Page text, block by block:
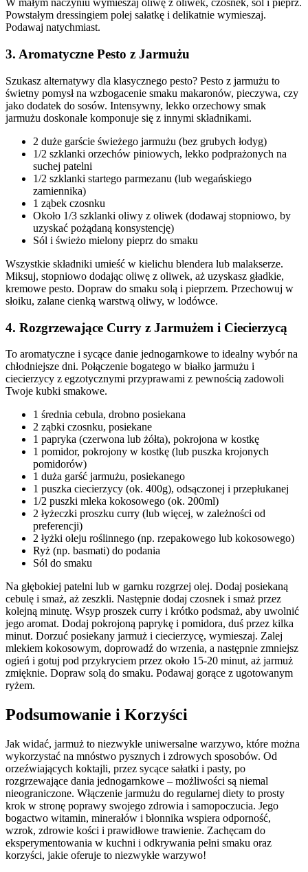
W małym naczyniu wymieszaj oliwę z oliwek, czosnek, sól i pieprz.
Powstałym dressingiem polej sałatkę i delikatnie wymieszaj.
Podawaj natychmiast.
3. Aromatyczne Pesto z Jarmużu
Szukasz alternatywy dla klasycznego pesto? Pesto z jarmużu to
świetny pomysł na wzbogacenie smaku makaronów, pieczywa, czy
jako dodatek do sosów. Intensywny, lekko orzechowy smak
jarmużu doskonale komponuje się z innymi składnikami.
2 duże garście świeżego jarmużu (bez grubych łodyg)
1/2 szklanki orzechów piniowych, lekko podprażonych na
suchej patelni
1/2 szklanki startego parmezanu (lub wegańskiego
zamiennika)
1 ząbek czosnku
Około 1/3 szklanki oliwy z oliwek (dodawaj stopniowo, by
uzyskać pożądaną konsystencję)
Sól i świeżo mielony pieprz do smaku
Wszystkie składniki umieść w kielichu blendera lub malakserze.
Miksuj, stopniowo dodając oliwę z oliwek, aż uzyskasz gładkie,
kremowe pesto. Dopraw do smaku solą i pieprzem. Przechowuj w
słoiku, zalane cienką warstwą oliwy, w lodówce.
4. Rozgrzewające Curry z Jarmużem i Ciecierzycą
To aromatyczne i sycące danie jednogarnkowe to idealny wybór na
chłodniejsze dni. Połączenie bogatego w białko jarmużu i
ciecierzycy z egzotycznymi przyprawami z pewnością zadowoli
Twoje kubki smakowe.
1 średnia cebula, drobno posiekana
2 ząbki czosnku, posiekane
1 papryka (czerwona lub żółta), pokrojona w kostkę
1 pomidor, pokrojony w kostkę (lub puszka krojonych
pomidorów)
1 duża garść jarmużu, posiekanego
1 puszka ciecierzycy (ok. 400g), odsączonej i przepłukanej
1/2 puszki mleka kokosowego (ok. 200ml)
2 łyżeczki proszku curry (lub więcej, w zależności od
preferencji)
2 łyżki oleju roślinnego (np. rzepakowego lub kokosowego)
Ryż (np. basmati) do podania
Sól do smaku
Na głębokiej patelni lub w garnku rozgrzej olej. Dodaj posiekaną
cebulę i smaż, aż zeszkli. Następnie dodaj czosnek i smaż przez
kolejną minutę. Wsyp proszek curry i krótko podsmaż, aby uwolnić
jego aromat. Dodaj pokrojoną paprykę i pomidora, duś przez kilka
minut. Dorzuć posiekany jarmuż i ciecierzycę, wymieszaj. Zalej
mlekiem kokosowym, doprowadź do wrzenia, a następnie zmniejsz
ogień i gotuj pod przykryciem przez około 15-20 minut, aż jarmuż
zmięknie. Dopraw solą do smaku. Podawaj gorące z ugotowanym
ryżem.
Podsumowanie i Korzyści
Jak widać, jarmuż to niezwykle uniwersalne warzywo, które można
wykorzystać na mnóstwo pysznych i zdrowych sposobów. Od
orzeźwiających koktajli, przez sycące sałatki i pasty, po
rozgrzewające dania jednogarnkowe – możliwości są niemal
nieograniczone. Włączenie jarmużu do regularnej diety to prosty
krok w stronę poprawy swojego zdrowia i samopoczucia. Jego
bogactwo witamin, minerałów i błonnika wspiera odporność,
wzrok, zdrowie kości i prawidłowe trawienie. Zachęcam do
eksperymentowania w kuchni i odkrywania pełni smaku oraz
korzyści, jakie oferuje to niezwykłe warzywo!